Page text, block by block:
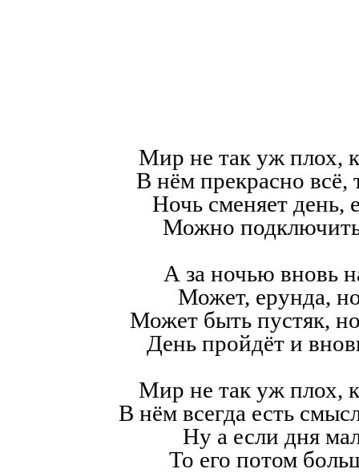
Мир не так уж плох,
В нём прекрасно всё,
Ночь сменяет день,
Можно
А за ночью вновь
Может, ерунда,
Может быть пустяк,
День пройдёт и
Мир не так уж плох,
В нём всегда есть
Ну а если дня
То его потом